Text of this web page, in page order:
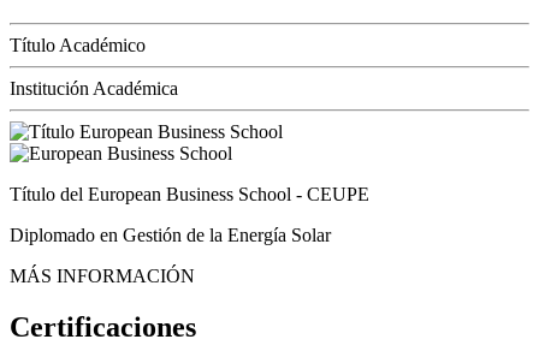
Título Académico
Institución Académica
Título del European Business School - CEUPE
Diplomado en Gestión de la Energía Solar
MÁS INFORMACIÓN
Certificaciones